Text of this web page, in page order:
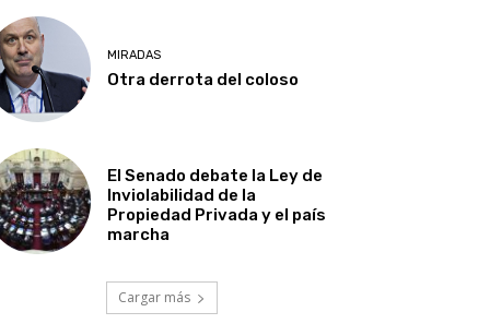
MIRADAS
Otra derrota del coloso
El Senado debate la Ley de
Inviolabilidad de la
Propiedad Privada y el país
marcha
Cargar más